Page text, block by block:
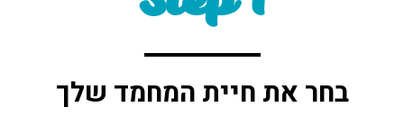
בחר את חיית המחמד שלך